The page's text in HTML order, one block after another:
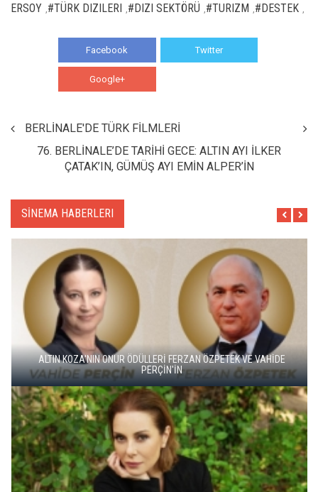
ERSOY #TÜRK DIZILERI #DIZI SEKTÖRÜ #TURIZM #DESTEK
Facebook Twitter
Google+
BERLİNALE'DE TÜRK FİLMLERİ
76. BERLİNALE’DE TARİHİ GECE: ALTIN AYI İLKER
ÇATAK’IN, GÜMÜŞ AYI EMİN ALPER’İN
SİNEMA HABERLERI
ALTIN KOZA'NIN ONUR ÖDÜLLERİ FERZAN ÖZPETEK VE VAHİDE
PERÇİN'İN